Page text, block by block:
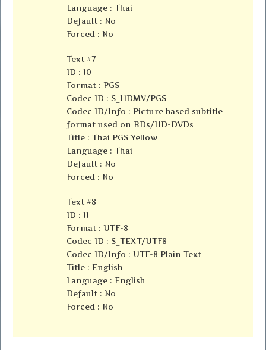
Language : Thai
Default : No
Forced : No
Text #7
ID : 10
Format : PGS
Codec ID : S_HDMV/PGS
Codec ID/Info : Picture based subtitle
format used on BDs/HD-DVDs
Title : Thai PGS Yellow
Language : Thai
Default : No
Forced : No
Text #8
ID : 11
Format : UTF-8
Codec ID : S_TEXT/UTF8
Codec ID/Info : UTF-8 Plain Text
Title : English
Language : English
Default : No
Forced : No